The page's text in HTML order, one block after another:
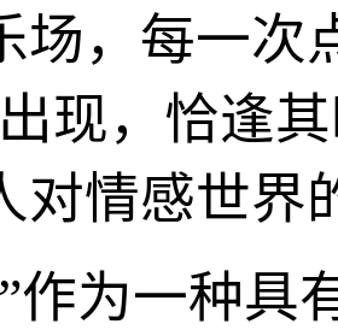
场，每一次
现，恰逢
对情感世界
作为一种具